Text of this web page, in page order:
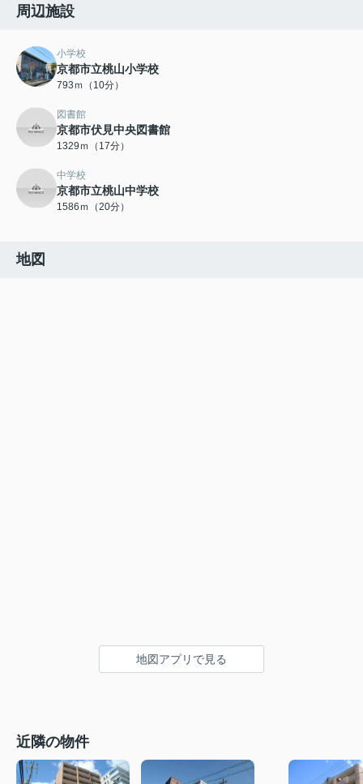
周辺施設
小学校
京都市立桃山小学校
793ｍ（10分）
図書館
京都市伏見中央図書館
1329ｍ（17分）
中学校
京都市立桃山中学校
1586ｍ（20分）
地図
地図アプリで見る
近隣の物件